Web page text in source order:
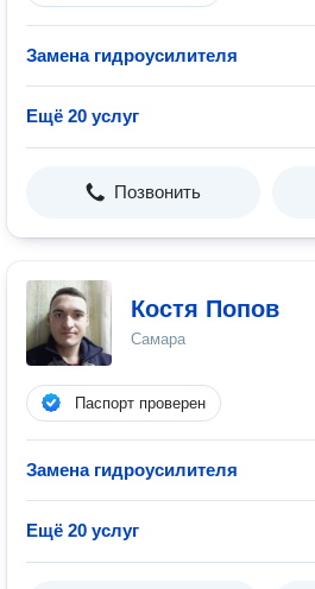
Замена гидроусилителя
Ещё 20 услуг
Позвонить
Костя Попов
Самара
Паспорт проверен
Замена гидроусилителя
Ещё 20 услуг